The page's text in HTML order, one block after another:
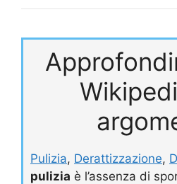
Pulizia, Derattizzazione,
pulizia è l’assenza di